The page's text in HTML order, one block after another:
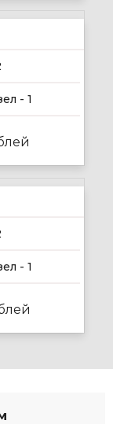
- 1
- 1